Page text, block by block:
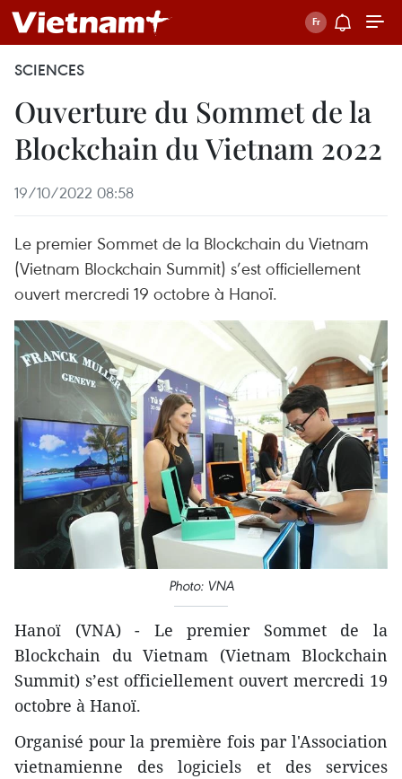
SCIENCES
Ouverture du Sommet de la
Blockchain du Vietnam 2022
19/10/2022 08:58
Le premier Sommet de la Blockchain du Vietnam
(Vietnam Blockchain Summit) s’est officiellement
ouvert mercredi 19 octobre à Hanoï.
Photo: VNA
Hanoï (VNA) - Le premier Sommet de la
Blockchain du Vietnam (Vietnam Blockchain
Summit) s’est officiellement ouvert mercredi 19
octobre à Hanoï.
Organisé pour la première fois par l'Association
vietnamienne des logiciels et des services